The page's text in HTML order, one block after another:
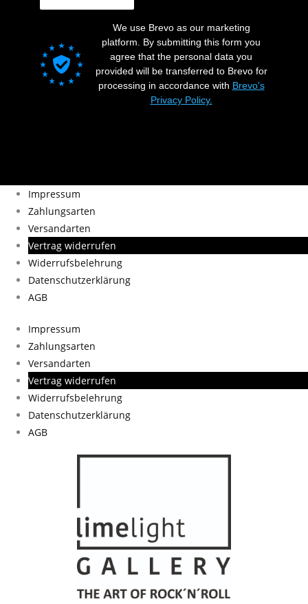
We use Brevo as our marketing
platform. By submitting this form you
agree that the personal data you
provided will be transferred to Brevo for
processing in accordance with Brevo's
Privacy Policy.
Impressum
Zahlungsarten
Versandarten
Vertrag widerrufen
Widerrufsbelehrung
Datenschutzerklärung
AGB
Impressum
Zahlungsarten
Versandarten
Vertrag widerrufen
Widerrufsbelehrung
Datenschutzerklärung
AGB